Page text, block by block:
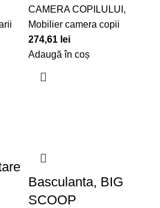
CAMERA COPILULUI ,
Mobilier camera copii
274,61 lei
Adaugă în coș
Basculanta, BIG
SCOOP